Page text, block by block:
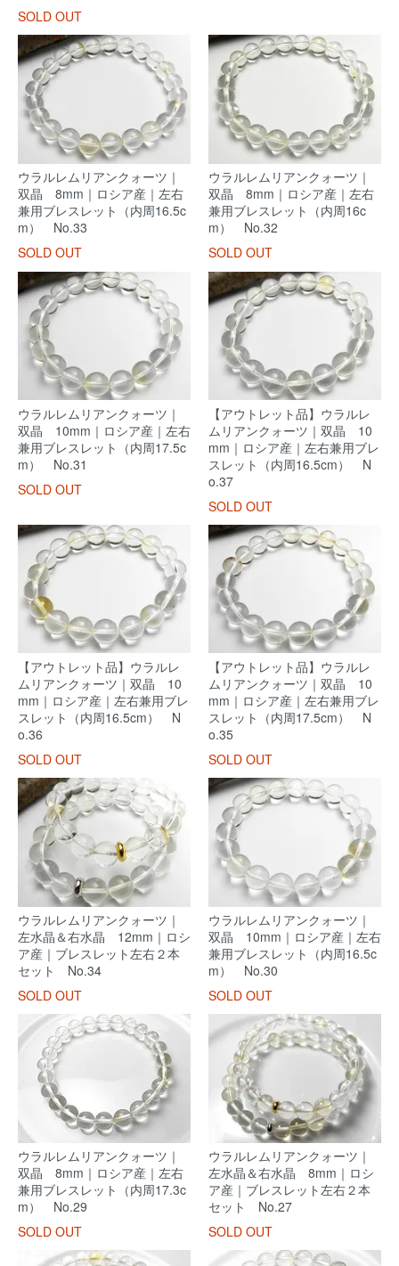
SOLD OUT
ウラルレムリアンクォーツ｜
双晶 8mm｜ロシア産｜左右
兼用ブレスレット（内周16.5c
m） No.33
SOLD OUT
ウラルレムリアンクォーツ｜
双晶 8mm｜ロシア産｜左右
兼用ブレスレット（内周16c
m） No.32
SOLD OUT
ウラルレムリアンクォーツ｜
双晶 10mm｜ロシア産｜左右
兼用ブレスレット（内周17.5c
m） No.31
SOLD OUT
【アウトレット品】ウラルレ
ムリアンクォーツ｜双晶 10
mm｜ロシア産｜左右兼用ブレ
スレット（内周16.5cm） N
o.37
SOLD OUT
【アウトレット品】ウラルレ
ムリアンクォーツ｜双晶 10
mm｜ロシア産｜左右兼用ブレ
スレット（内周16.5cm） N
o.36
SOLD OUT
【アウトレット品】ウラルレ
ムリアンクォーツ｜双晶 10
mm｜ロシア産｜左右兼用ブレ
スレット（内周17.5cm） N
o.35
SOLD OUT
ウラルレムリアンクォーツ｜
左水晶＆右水晶 12mm｜ロシ
ア産｜ブレスレット左右２本
セット No.34
SOLD OUT
ウラルレムリアンクォーツ｜
双晶 10mm｜ロシア産｜左右
兼用ブレスレット（内周16.5c
m） No.30
SOLD OUT
ウラルレムリアンクォーツ｜
双晶 8mm｜ロシア産｜左右
兼用ブレスレット（内周17.3c
m） No.29
SOLD OUT
ウラルレムリアンクォーツ｜
左水晶＆右水晶 8mm｜ロシ
ア産｜ブレスレット左右２本
セット No.27
SOLD OUT